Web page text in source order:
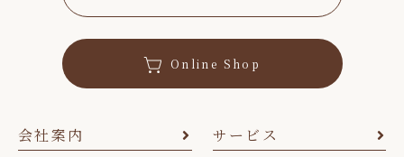
Online Shop
会社案内 サービス